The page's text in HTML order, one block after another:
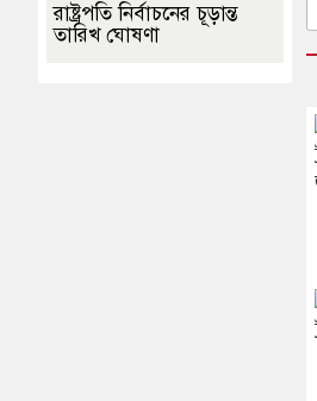
রাষ্ট্রপতি নির্বাচনের চূড়ান্ত
তারিখ ঘোষণা